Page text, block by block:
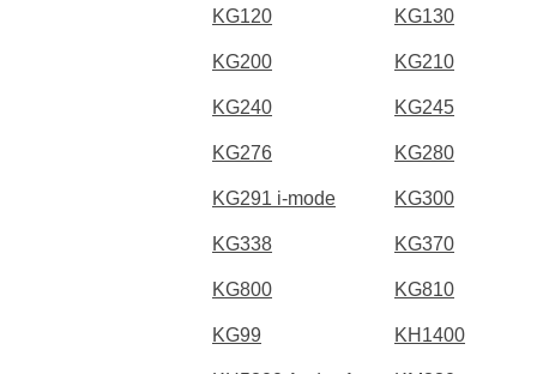
KG120 KG130
KG200 KG210
KG240 KG245
KG276 KG280
KG291 i-mode KG300
KG338 KG370
KG800 KG810
KG99 KH1400